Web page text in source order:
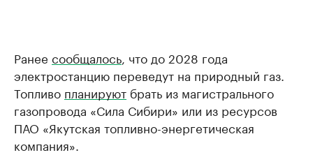
Ранее сообщалось, что до 2028 года
электростанцию переведут на природный газ.
Топливо планируют брать из магистрального
газопровода «Сила Сибири» или из ресурсов
ПАО «Якутская топливно-энергетическая
компания».